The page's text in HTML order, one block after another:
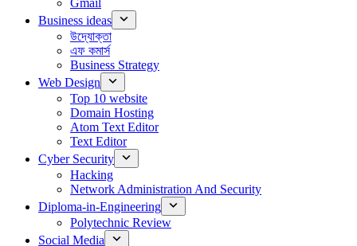
Gmail
Business ideas
উদ্যোক্তা
এফ কমার্স
Business Strategy
Web Design
Top 10 website
Domain Hosting
Atom Text Editor
Text Editor
Cyber Security
Hacking
Network Administration And Security
Diploma-in-Engineering
Polytechnic Review
Social Media